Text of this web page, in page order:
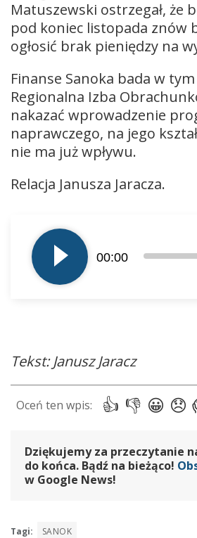
Matuszewski ostrzegał, że
pod koniec listopada znów
ogłosić brak pieniędzy na
Finanse Sanoka bada w
Regionalna Izba
nakazać wprowadzenie
naprawczego, na jego
nie ma już wpływu.
Relacja Janusza Jaracza.
plików
dźwiękowych
00:00
Tekst: Janusz Jaracz
Dziękujemy za przeczytanie
do końca. Bądź na bieżąco!
w Google News!
Tagi: SANOK